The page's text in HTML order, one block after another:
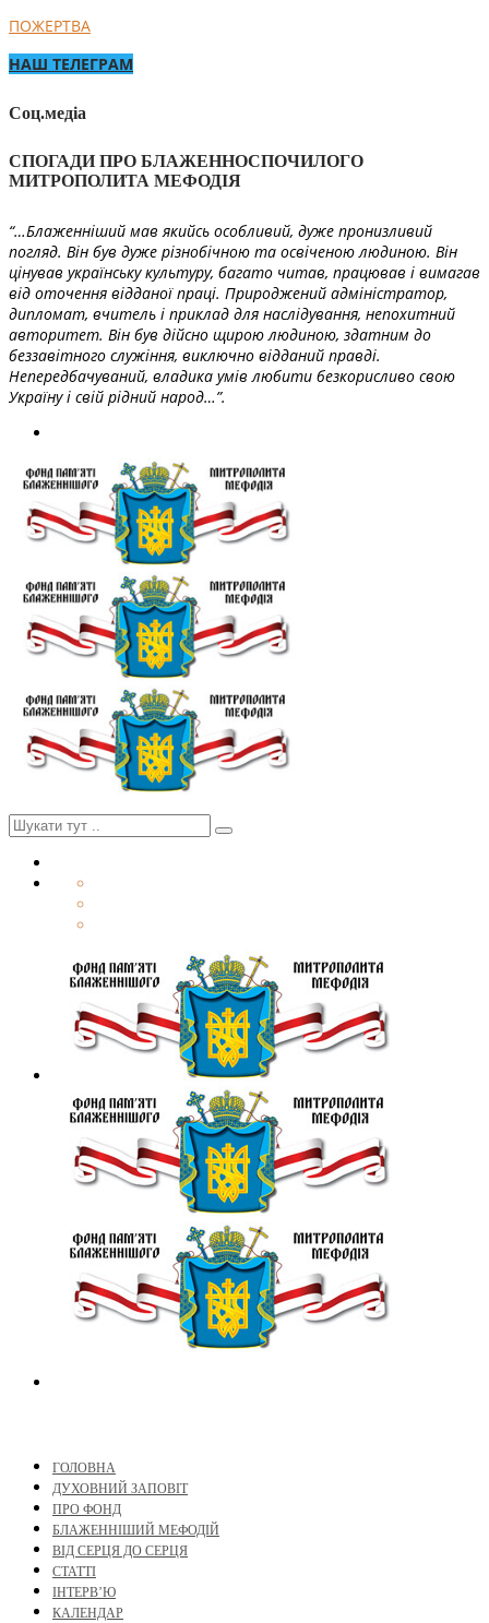
ПОЖЕРТВА
НАШ ТЕЛЕГРАМ
Соц.медіа
СПОГАДИ ПРО БЛАЖЕННОСПОЧИЛОГО
МИТРОПОЛИТА МЕФОДІЯ
“…Блаженніший мав якийсь особливий, дуже пронизливий
погляд. Він був дуже різнобічною та освіченою людиною. Він
цінував українську культуру, багато читав, працював і вимагав
від оточення відданої праці. Природжений адміністратор,
дипломат, вчитель і приклад для наслідування, непохитний
авторитет. Він був дійсно щирою людиною, здатним до
беззавітного служіння, виключно відданий правді.
Непередбачуваний, владика умів любити безкорисливо свою
Україну і свій рідний народ…”.
ГОЛОВНА
ДУХОВНИЙ ЗАПОВІТ
ПРО ФОНД
БЛАЖЕННІШИЙ МЕФОДІЙ
ВІД СЕРЦЯ ДО СЕРЦЯ
СТАТТІ
ІНТЕРВ’Ю
КАЛЕНДАР